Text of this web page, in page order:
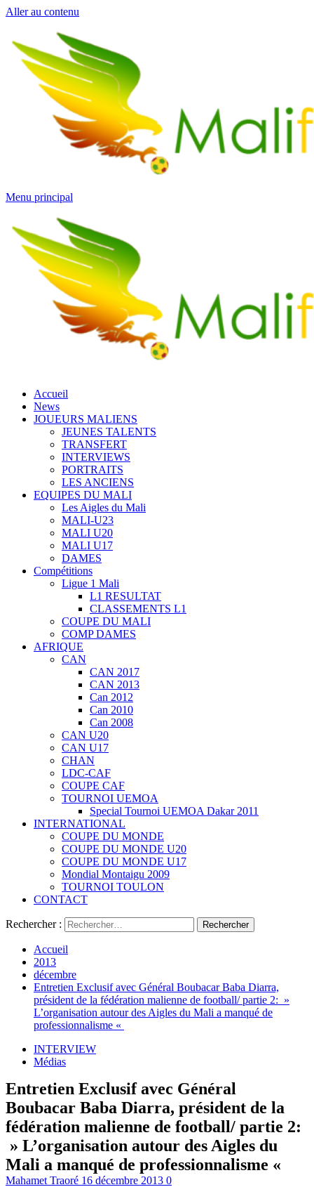
Aller au contenu
Menu principal
Accueil
News
JOUEURS MALIENS
JEUNES TALENTS
TRANSFERT
INTERVIEWS
PORTRAITS
LES ANCIENS
EQUIPES DU MALI
Les Aigles du Mali
MALI-U23
MALI U20
MALI U17
DAMES
Compétitions
Ligue 1 Mali
L1 RESULTAT
CLASSEMENTS L1
COUPE DU MALI
COMP DAMES
AFRIQUE
CAN
CAN 2017
CAN 2013
Can 2012
Can 2010
Can 2008
CAN U20
CAN U17
CHAN
LDC-CAF
COUPE CAF
TOURNOI UEMOA
Special Tournoi UEMOA Dakar 2011
INTERNATIONAL
COUPE DU MONDE
COUPE DU MONDE U20
COUPE DU MONDE U17
Mondial Montaigu 2009
TOURNOI TOULON
CONTACT
Rechercher :
Accueil
2013
décembre
Entretien Exclusif avec Général Boubacar Baba Diarra,
président de la fédération malienne de football/ partie 2: »
L’organisation autour des Aigles du Mali a manqué de
professionnalisme «
INTERVIEW
Médias
Entretien Exclusif avec Général
Boubacar Baba Diarra, président de la
fédération malienne de football/ partie 2:
» L’organisation autour des Aigles du
Mali a manqué de professionnalisme «
Mahamet Traoré 16 décembre 2013 0